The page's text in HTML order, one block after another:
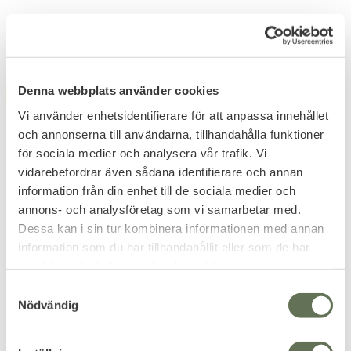
Denna webbplats använder cookies
Vi använder enhetsidentifierare för att anpassa innehållet
och annonserna till användarna, tillhandahålla funktioner
för sociala medier och analysera vår trafik. Vi
vidarebefordrar även sådana identifierare och annan
information från din enhet till de sociala medier och
annons- och analysföretag som vi samarbetar med.
Dessa kan i sin tur kombinera informationen med annan
information som du har tillhandahållit eller som de har
Nödvändig
Add to favorites
Max Fuchs US Recon II
25L Ryggsäck
dagsutflykter.
FAVORITE
Add to favorites
MFH Överlevnadskit
Med över 15 olika verktyg.